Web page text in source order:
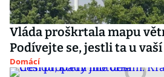
Vláda proškrtala mapu
Podívejte se, jestli ta u
Domácí